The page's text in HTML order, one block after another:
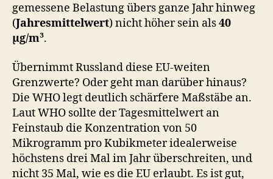
gemessene Belastung übers ganze Jahr hinweg
(Jahresmittelwert) nicht höher sein als40
μg/m³.
Übernimmt Russland diese EU-weiten
Grenzwerte? Oder geht man darüber hinaus?
Die WHO legt deutlich schärfere Maßstäbe an.
Laut WHO sollte der Tagesmittelwert an
Feinstaub die Konzentration von 50
Mikrogramm pro Kubikmeter idealerweise
höchstens drei Mal im Jahr überschreiten, und
nicht 35 Mal, wie es die EU erlaubt. Es ist gut,